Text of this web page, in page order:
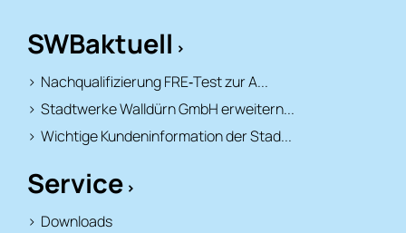
SWBaktuell
Nachqualifizierung FRE‑Test zur A...
Stadtwerke Walldürn GmbH erweitern...
Wichtige Kundeninformation der Stad...
Service
Downloads